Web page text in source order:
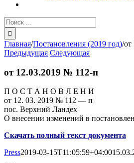
Результат
поиска:
Главная/Постановления (2019 год)/от
Предыдущая Следующая
от 12.03.2019 № 112-п
П О С Т А Н О В Л Е Н И
от 12. 03. 2019 № 112 — п
пос. Верхний Ландех
О внесении изменений в
Скачать полный текст документа
Press2019-03-15T11:05:59+04:00